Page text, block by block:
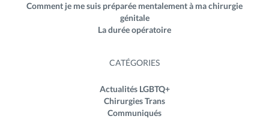
Comment je me suis préparée mentalement à ma chirurgie
génitale
La durée opératoire
CATÉGORIES
Actualités LGBTQ+
Chirurgies Trans
Communiqués